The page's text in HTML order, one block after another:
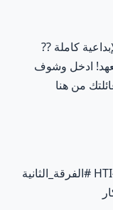
??
ادخل وشوف
#المعهد_التكنولوجي_العالي_ببني_سويف #HTI #الفرقة_الثانية